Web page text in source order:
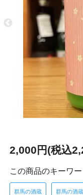
2,000円(税込
この商品のキーワー
群馬の酒蔵 群馬の酒蔵